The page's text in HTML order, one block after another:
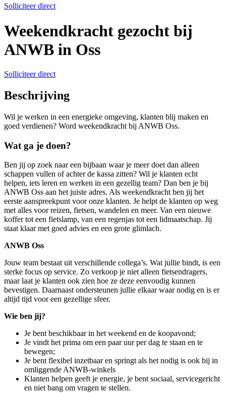
Solliciteer direct
Weekendkracht gezocht bij
ANWB in Oss
Solliciteer direct
Beschrijving
Wil je werken in een energieke omgeving, klanten blij maken en
goed verdienen? Word weekendkracht bij ANWB Oss.
Wat ga je doen?
Ben jij op zoek naar een bijbaan waar je meer doet dan alleen
schappen vullen of achter de kassa zitten? Wil je klanten echt
helpen, iets leren en werken in een gezellig team? Dan ben je bij
ANWB Oss aan het juiste adres. Als weekendkracht ben jij het
eerste aanspreekpunt voor onze klanten. Je helpt de klanten op weg
met alles voor reizen, fietsen, wandelen en meer. Van een nieuwe
koffer tot een fietslamp, van een regenjas tot een lidmaatschap. Jij
staat klaar met goed advies en een grote glimlach.
ANWB Oss
Jouw team bestaat uit verschillende collega’s. Wat jullie bindt, is een
sterke focus op service. Zo verkoop je niet alleen fietsendragers,
maar laat je klanten ook zien hoe ze deze eenvoudig kunnen
bevestigen. Daarnaast ondersteunen jullie elkaar waar nodig en is er
altijd tijd voor een gezellige sfeer.
Wie ben jij?
Je bent beschikbaar in het weekend en de koopavond;
Je vindt het prima om een paar uur per dag te staan en te
bewegen;
Je bent flexibel inzetbaar en springt als het nodig is ook bij in
omliggende ANWB-winkels
Klanten helpen geeft je energie, je bent sociaal, servicegericht
en niet bang om vragen te stellen.